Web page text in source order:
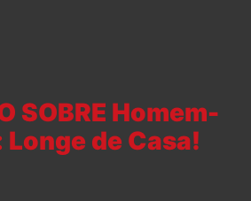
SOBRE Homem-
de Casa!